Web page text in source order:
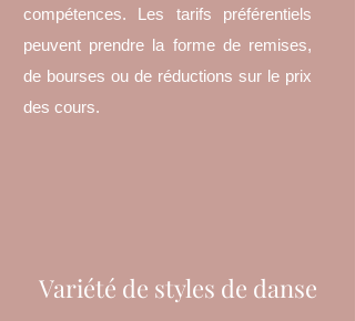
compétences. Les tarifs préférentiels
peuvent prendre la forme de remises,
de bourses ou de réductions sur le prix
des cours.
Variété de styles de danse